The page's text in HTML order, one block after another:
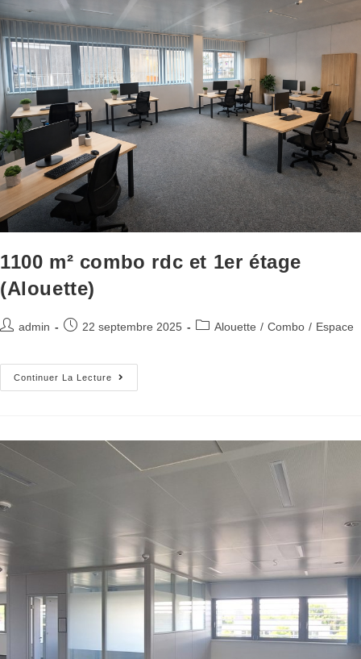
1100 m² combo rdc et 1er étage
(Alouette)
admin 22 septembre 2025 Alouette / Combo / Espace
Continuer La Lecture